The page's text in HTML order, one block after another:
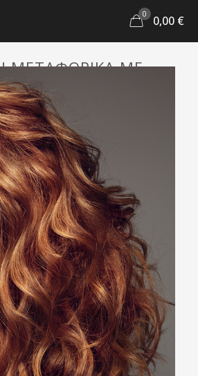
0 0,00 €
ΜΕΤΑΦΟΡΙΚΑ ΜΕ
ΑΝΩ ΤΩΝ 48€